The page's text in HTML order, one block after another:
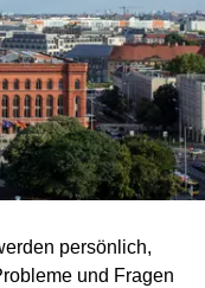
persönlich,
und Fragen